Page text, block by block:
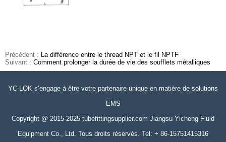
Précédent : La différence entre le thread NPT et le fil NPTF
Suivant : Comment prolonger la durée de vie des soufflets métalliques
YC-LOK s’engage à être votre partenaire unique en matière de solutions
EMS
Copyright @ 2015-2025 tubefittingsupplier.com Jiangsu Yicheng Fluid
Equipment Co., Ltd. Tous droits réservés. Tel: + 86-15751415316